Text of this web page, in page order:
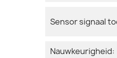
Sensor signaal
Nauwkeurigheid: